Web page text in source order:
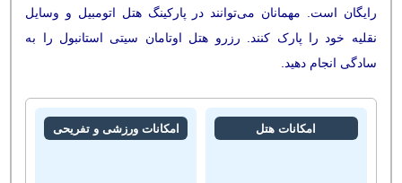
رایگان است. مهمانان می‌توانند در پارکینگ هتل اتومبیل و وسایل
نقلیه خود را پارک کنند. رزرو هتل اوتامان سیتی استانبول را به
سادگی انجام دهید.
امکانات هتل امکانات ورزشی و تفریحی